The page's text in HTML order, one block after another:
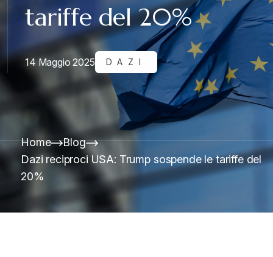
tariffe del 20%
14 Maggio 2025 DAZI
Home
Blog
Dazi reciproci USA: Trump sospende le tariffe del
20%